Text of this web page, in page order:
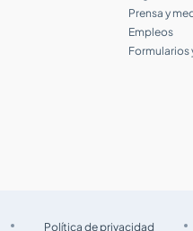
Tradeview?
tarifas y características
Prensa y
Empleos
Política de privacidad